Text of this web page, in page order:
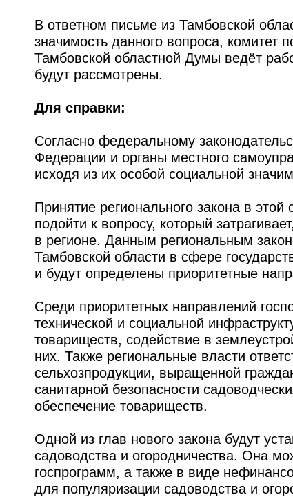
В ответном письме из Тамбовской
значимость данного вопроса, комитет
Тамбовской областной Думы ведёт
будут рассмотрены.
Для справки:
Согласно федеральному
Федерации и органы местного
исходя из их особой социальной
Принятие регионального закона в
подойти к вопросу, который
в регионе. Данным региональным
Тамбовской области в сфере
и будут определены приоритетные
Среди приоритетных направлений
технической и социальной
товариществ, содействие в
них. Также региональные власти
сельхозпродукции, выращенной
санитарной безопасности
обеспечение товариществ.
Одной из глав нового закона будут
садоводства и огородничества. Она
госпрограмм, а также в виде
для популяризации садоводства и